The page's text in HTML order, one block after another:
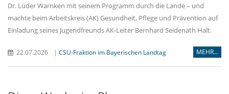
Dr. Lüder Warnken mit seinem Programm durch die Lande – und
machte beim Arbeitskreis (AK) Gesundheit, Pflege und Prävention auf
Einladung seines Jugendfreunds AK-Leiter Bernhard Seidenath Halt.
22.07.2026 | CSU-Fraktion im Bayerischen Landtag MEHR...